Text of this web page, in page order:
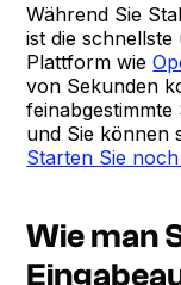
Während Sie
ist die
Plattform wie
von Sekunden
und Sie können
Starten Sie
Wie man